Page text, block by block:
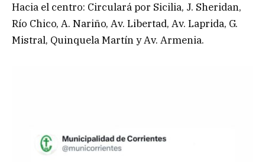
Hacia el centro: Circulará por Sicilia, J. Sheridan,
Río Chico, A. Nariño, Av. Libertad, Av. Laprida, G.
Mistral, Quinquela Martín y Av. Armenia.